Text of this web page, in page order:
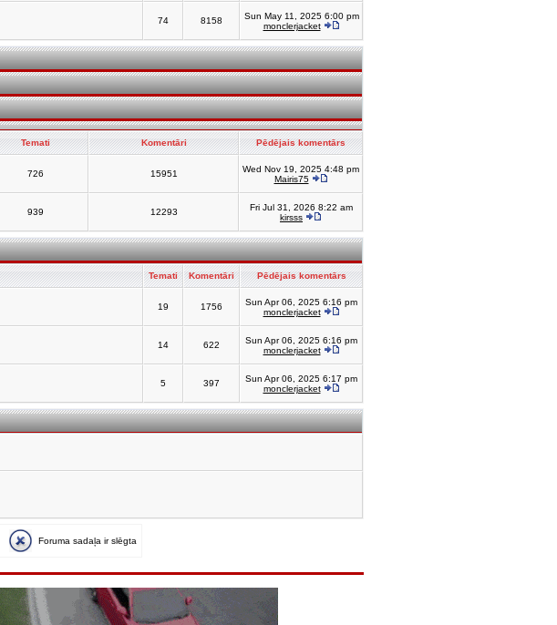
74 8158
Sun May 11, 2025 6:00 pm
monclerjacket
Temati Komentāri Pēdējais komentārs
726 15951
Wed Nov 19, 2025 4:48 pm
Mairis75
939 12293
Fri Jul 31, 2026 8:22 am
kirsss
Temati Komentāri Pēdējais komentārs
19 1756
Sun Apr 06, 2025 6:16 pm
monclerjacket
14 622
Sun Apr 06, 2025 6:16 pm
monclerjacket
5 397
Sun Apr 06, 2025 6:17 pm
monclerjacket
Foruma sadaļa ir slēgta